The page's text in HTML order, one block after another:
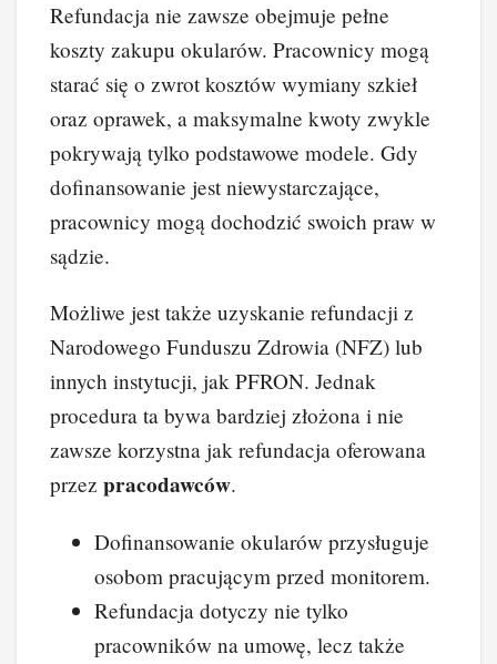
Refundacja nie zawsze obejmuje pełne
koszty zakupu okularów. Pracownicy mogą
starać się o zwrot kosztów wymiany szkieł
oraz oprawek, a maksymalne kwoty zwykle
pokrywają tylko podstawowe modele. Gdy
dofinansowanie jest niewystarczające,
pracownicy mogą dochodzić swoich praw w
sądzie.
Możliwe jest także uzyskanie refundacji z
Narodowego Funduszu Zdrowia (NFZ) lub
innych instytucji, jak PFRON. Jednak
procedura ta bywa bardziej złożona i nie
zawsze korzystna jak refundacja oferowana
przez pracodawców.
Dofinansowanie okularów przysługuje
osobom pracującym przed monitorem.
Refundacja dotyczy nie tylko
pracowników na umowę, lecz także